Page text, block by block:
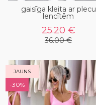
gaisīga kleita ar plecu
lencītēm
25.20 €
36.00 €
JAUNS
-30%